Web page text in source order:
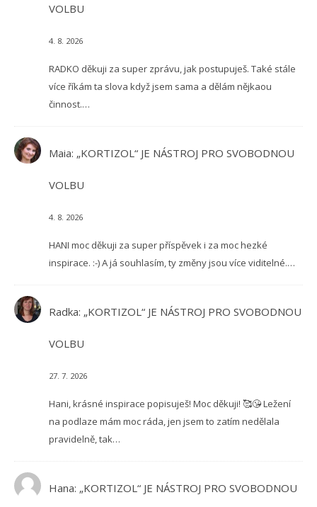
VOLBU
4. 8. 2026
RADKO děkuji za super zprávu, jak postupuješ. Také stále
více říkám ta slova když jsem sama a dělám nějkaou
činnost.…
Maia: „KORTIZOL“ JE NÁSTROJ PRO SVOBODNOU
VOLBU
4. 8. 2026
HANI moc děkuji za super příspěvek i za moc hezké
inspirace. :-) A já souhlasím, ty změny jsou více viditelné.…
Radka: „KORTIZOL“ JE NÁSTROJ PRO SVOBODNOU
VOLBU
27. 7. 2026
Hani, krásné inspirace popisuješ! Moc děkuji! 🥰😘 Ležení
na podlaze mám moc ráda, jen jsem to zatím nedělala
pravidelně, tak…
Hana: „KORTIZOL“ JE NÁSTROJ PRO SVOBODNOU